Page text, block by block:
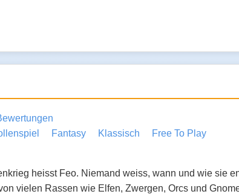
Fantasy Klassisch Free To Play
heisst Feo. Niemand weiss, wann und wie sie
vielen Rassen wie Elfen, Zwergen, Orcs und